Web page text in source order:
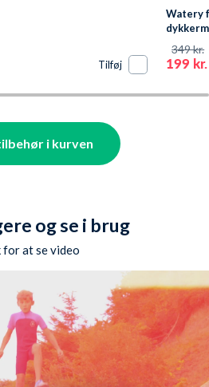
Tilføj
Watery
199 kr.
349 kr.
i kurven
og se i brug
for at se video